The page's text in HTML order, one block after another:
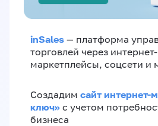
inSales — платформа
торговлей через
маркетплейсы, соцсети и
Создадим сайт интернет-
ключ» с учетом
бизнеса